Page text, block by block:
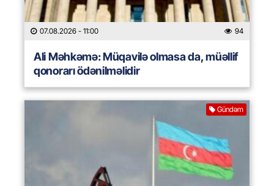
07.08.2026 - 11:00 94
Ali Məhkəmə: Müqavilə olmasa da, müəllif
qonorarı ödənilməlidir
Gündəm